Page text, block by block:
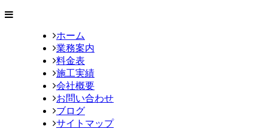
ホーム
業務案内
料金表
施工実績
会社概要
お問い合わせ
ブログ
サイトマップ